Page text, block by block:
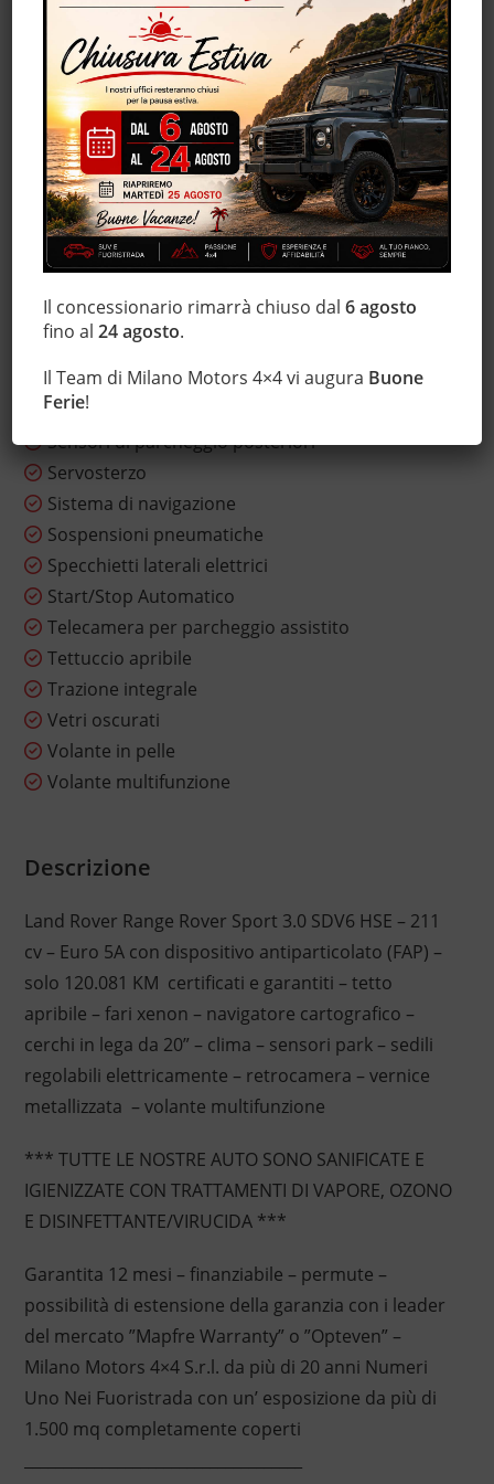
Fari Xenon
Fendinebbia
Filtro antiparticolato
Immobilizzatore elettronico
Interni in pelle
Lettore CD
Leve al volante
Luci diurne
Marmitta catalitica
MP3
Regolazione elettrica sedili
Sensore di luce
Sensore di pioggia
Sensori di parcheggio posteriori
Servosterzo
Sistema di navigazione
Sospensioni pneumatiche
Specchietti laterali elettrici
Start/Stop Automatico
Telecamera per parcheggio assistito
Tettuccio apribile
Trazione integrale
Vetri oscurati
Volante in pelle
Volante multifunzione
Descrizione
Land Rover Range Rover Sport 3.0 SDV6 HSE – 211
cv – Euro 5A con dispositivo antiparticolato (FAP) –
solo 120.081 KM certificati e garantiti – tetto
apribile – fari xenon – navigatore cartografico –
cerchi in lega da 20” – clima – sensori park – sedili
regolabili elettricamente – retrocamera – vernice
metallizzata – volante multifunzione
*** TUTTE LE NOSTRE AUTO SONO SANIFICATE E
IGIENIZZATE CON TRATTAMENTI DI VAPORE, OZONO
E DISINFETTANTE/VIRUCIDA ***
Garantita 12 mesi – finanziabile – permute –
possibilità di estensione della garanzia con i leader
del mercato ”Mapfre Warranty” o ”Opteven” –
Milano Motors 4×4 S.r.l. da più di 20 anni Numeri
Uno Nei Fuoristrada con un’ esposizione da più di
1.500 mq completamente coperti
Il concessionario rimarrà chiuso dal6 agosto
fino al24 agosto.
Il Team di Milano Motors 4×4 vi augura Buone
Ferie!